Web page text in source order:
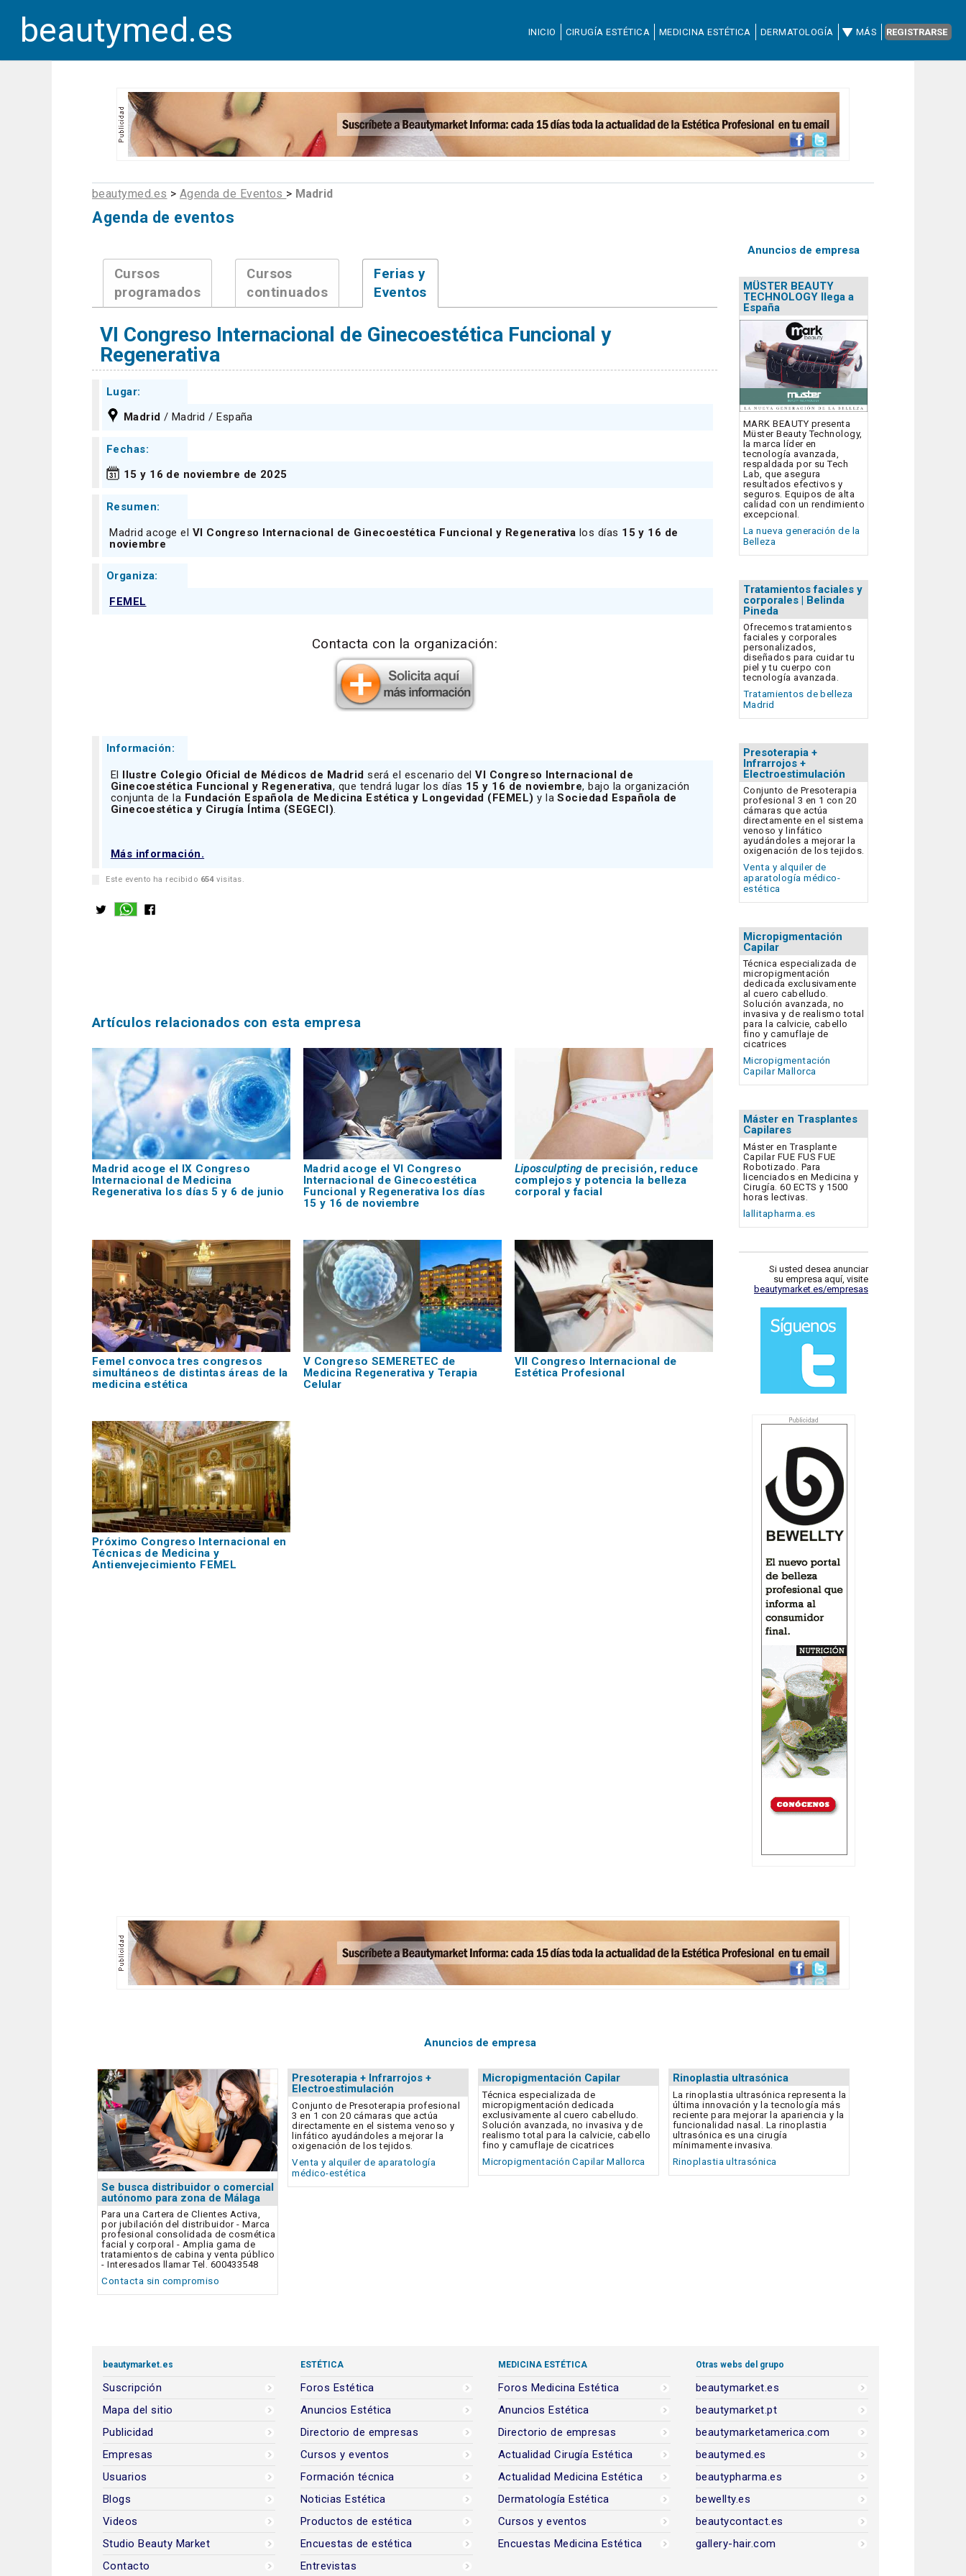
beautymed.es INICIO CIRUGÍA ESTÉTICA MEDICINA ESTÉTICA DERMATOLOGÍA MÁS REGISTRARSE
beautymed.es >Agenda de Eventos > Madrid
Agenda de eventos
Cursos
programados
Cursos
continuados
Ferias y
Eventos
VI Congreso Internacional de Ginecoestética Funcional y
Regenerativa
Lugar:
Madrid / Madrid / España
Fechas:
15 y 16 de noviembre de 2025
Resumen:
Madrid acoge el VI Congreso Internacional de Ginecoestética Funcional y Regenerativa los días 15 y 16 de
noviembre
Organiza:
FEMEL
Contacta con la organización:
Información:
El Ilustre Colegio Oficial de Médicos de Madrid será el escenario delVI Congreso Internacional de
Ginecoestética Funcional y Regenerativa, que tendrá lugar los días 15 y 16 de noviembre, bajo la organización
conjunta de la Fundación Española de Medicina Estética y Longevidad (FEMEL)y laSociedad Española de
Ginecoestética y Cirugía Íntima (SEGECI).
Más información.
Este evento ha recibido 654visitas.
Artículos relacionados con esta empresa
Madrid acoge el IX Congreso
Internacional de Medicina
Regenerativa los días 5 y 6 de junio
Madrid acoge el VI Congreso
Internacional de Ginecoestética
Funcional y Regenerativa los días
15 y 16 de noviembre
Liposculptingde precisión, reduce
complejos y potencia la belleza
corporal y facial
Femel convoca tres congresos
simultáneos de distintas áreas de la
medicina estética
V Congreso SEMERETEC de
Medicina Regenerativa y Terapia
Celular
VII Congreso Internacional de
Estética Profesional
Próximo Congreso Internacional en
Técnicas de Medicina y
Antienvejecimiento FEMEL
Anuncios de empresa
MÜSTER BEAUTY
TECHNOLOGY llega a
España
MARK BEAUTY presenta
Müster Beauty Technology,
la marca líder en
tecnología avanzada,
respaldada por su Tech
Lab, que asegura
resultados efectivos y
seguros. Equipos de alta
calidad con un rendimiento
excepcional.
La nueva generación de la
Belleza
Tratamientos faciales y
corporales | Belinda
Pineda
Ofrecemos tratamientos
faciales y corporales
personalizados,
diseñados para cuidar tu
piel y tu cuerpo con
tecnología avanzada.
Tratamientos de belleza
Madrid
Presoterapia +
Infrarrojos +
Electroestimulación
Conjunto de Presoterapia
profesional 3 en 1 con 20
cámaras que actúa
directamente en el sistema
venoso y linfático
ayudándoles a mejorar la
oxigenación de los tejidos.
Venta y alquiler de
aparatología médico-
estética
Micropigmentación
Capilar
Técnica especializada de
micropigmentación
dedicada exclusivamente
al cuero cabelludo.
Solución avanzada, no
invasiva y de realismo total
para la calvicie, cabello
fino y camuflaje de
cicatrices
Micropigmentación
Capilar Mallorca
Máster en Trasplantes
Capilares
Máster en Trasplante
Capilar FUE FUS FUE
Robotizado. Para
licenciados en Medicina y
Cirugía. 60 ECTS y 1500
horas lectivas.
lallitapharma.es
Si usted desea anunciar
su empresa aquí, visite
beautymarket.es/empresas
Anuncios de empresa
Se busca distribuidor o comercial
autónomo para zona de Málaga
Para una Cartera de Clientes Activa,
por jubilación del distribuidor - Marca
profesional consolidada de cosmética
facial y corporal - Amplia gama de
tratamientos de cabina y venta público
- Interesados llamar Tel. 600433548
Contacta sin compromiso
Presoterapia + Infrarrojos +
Electroestimulación
Conjunto de Presoterapia profesional
3 en 1 con 20 cámaras que actúa
directamente en el sistema venoso y
linfático ayudándoles a mejorar la
oxigenación de los tejidos.
Venta y alquiler de aparatología
médico-estética
Micropigmentación Capilar
Técnica especializada de
micropigmentación dedicada
exclusivamente al cuero cabelludo.
Solución avanzada, no invasiva y de
realismo total para la calvicie, cabello
fino y camuflaje de cicatrices
Micropigmentación Capilar Mallorca
Rinoplastia ultrasónica
La rinoplastia ultrasónica representa la
última innovación y la tecnología más
reciente para mejorar la apariencia y la
funcionalidad nasal. La rinoplastia
ultrasónica es una cirugía
mínimamente invasiva.
Rinoplastia ultrasónica
beautymarket.es
Suscripción
Mapa del sitio
Publicidad
Empresas
Usuarios
Blogs
Videos
Studio Beauty Market
Contacto
ESTÉTICA
Foros Estética
Anuncios Estética
Directorio de empresas
Cursos y eventos
Formación técnica
Noticias Estética
Productos de estética
Encuestas de estética
Entrevistas
MEDICINA ESTÉTICA
Foros Medicina Estética
Anuncios Estética
Directorio de empresas
Actualidad Cirugía Estética
Actualidad Medicina Estética
Dermatología Estética
Cursos y eventos
Encuestas Medicina Estética
Otras webs del grupo
beautymarket.es
beautymarket.pt
beautymarketamerica.com
beautymed.es
beautypharma.es
bewellty.es
beautycontact.es
gallery-hair.com